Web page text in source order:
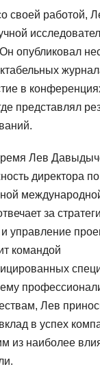
своей работой,
опубликовал
в
представлял
Лев
директора
за
управление
командой
Лев
в успех
из наиболее